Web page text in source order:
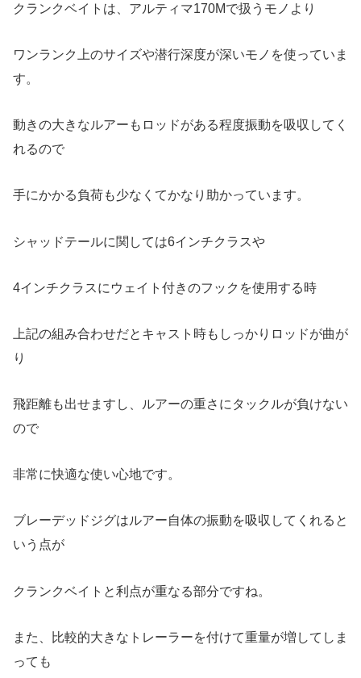
クランクベイトは、アルティマ170Mで扱うモノより
ワンランク上のサイズや潜行深度が深いモノを使っていま
す。
動きの大きなルアーもロッドがある程度振動を吸収してく
れるので
手にかかる負荷も少なくてかなり助かっています。
シャッドテールに関しては6インチクラスや
4インチクラスにウェイト付きのフックを使用する時
上記の組み合わせだとキャスト時もしっかりロッドが曲が
り
飛距離も出せますし、ルアーの重さにタックルが負けない
ので
非常に快適な使い心地です。
ブレーデッドジグはルアー自体の振動を吸収してくれると
いう点が
クランクベイトと利点が重なる部分ですね。
また、比較的大きなトレーラーを付けて重量が増してしま
っても